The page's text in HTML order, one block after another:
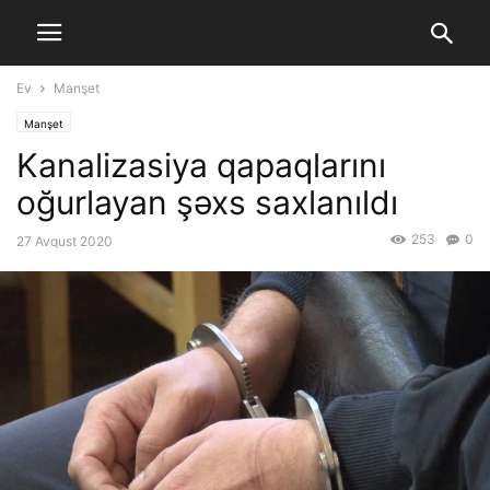
Ev Manşet
Manşet
Kanalizasiya qapaqlarını
oğurlayan şəxs saxlanıldı
27 Avqust 2020 0
253